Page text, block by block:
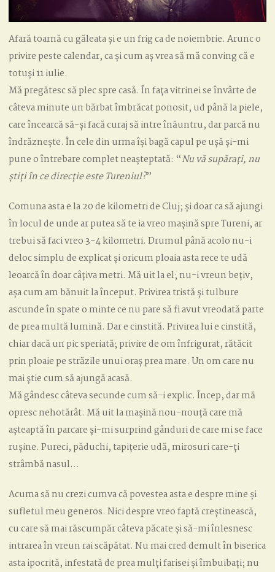
Afară toarnă cu găleata și e un frig ca de noiembrie. Arunc o
privire peste calendar, ca și cum aș vrea să mă conving că e
totuși 11 iulie.
Mă pregătesc să plec spre casă. În fața vitrinei se învârte de
câteva minute un bărbat îmbrăcat ponosit, ud până la piele,
care încearcă să-și facă curaj să intre înăuntru, dar parcă nu
îndrăznește. În cele din urma își bagă capul pe ușă și-mi
pune o întrebare complet neașteptată: “Nu vă supărați, nu
știți în ce direcție este Tureniul?”
Comuna asta e la 20 de kilometri de Cluj; și doar ca să ajungi
în locul de unde ar putea să te ia vreo mașină spre Tureni, ar
trebui să faci vreo 3-4 kilometri. Drumul până acolo nu-i
deloc simplu de explicat și oricum ploaia asta rece te udă
leoarcă în doar câțiva metri. Mă uit la el; nu-i vreun bețiv,
așa cum am bănuit la început. Privirea tristă și tulbure
ascunde în spate o minte ce nu pare să fi avut vreodată parte
de prea multă lumină. Dar e cinstită. Privirea lui e cinstită,
chiar dacă un pic speriată; privire de om înfrigurat, rătăcit
prin ploaie pe străzile unui oraș prea mare. Un om care nu
mai știe cum să ajungă acasă.
Mă gândesc câteva secunde cum să-i explic. Încep, dar mă
opresc nehotărât. Mă uit la mașină nou-nouță care mă
așteaptă în parcare și-mi surprind gânduri de care mi se face
rușine. Pureci, păduchi, tapițerie udă, mirosuri care-ți
strâmbă nasul…
Acuma să nu crezi cumva că povestea asta e despre mine și
sufletul meu generos. Nici despre vreo faptă creștinească,
cu care să mai răscumpăr câteva păcate și să-mi înlesnesc
intrarea în vreun rai scăpătat. Nu mai cred demult în biserica
asta ipocrită, infestată de prea mulți farisei și îmbuibați; nu